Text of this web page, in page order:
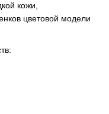
кожи,
цветовой модели